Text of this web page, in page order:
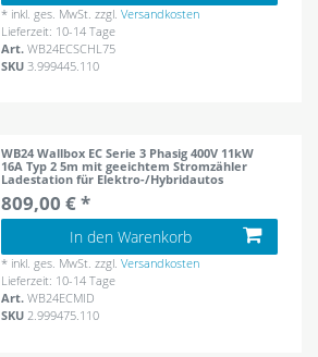
* inkl. ges. MwSt. zzgl.Versandkosten
Lieferzeit: 10-14 Tage
Art.WB24ECSCHL75
SKU3.999445.110
WB24 Wallbox EC Serie 3 Phasig 400V 11kW
16A Typ 2 5m mit geeichtem Stromzähler
Ladestation für Elektro-/Hybridautos
809,00 € *
In den Warenkorb
* inkl. ges. MwSt. zzgl.Versandkosten
Lieferzeit: 10-14 Tage
Art.WB24ECMID
SKU2.999475.110